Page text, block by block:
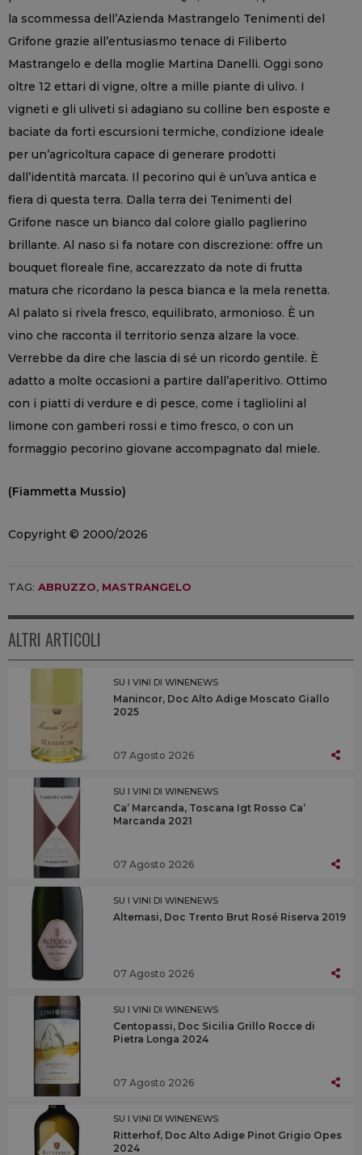
la scommessa dell’Azienda Mastrangelo Tenimenti del
Grifone grazie all’entusiasmo tenace di Filiberto
Mastrangelo e della moglie Martina Danelli. Oggi sono
oltre 12 ettari di vigne, oltre a mille piante di ulivo. I
vigneti e gli uliveti si adagiano su colline ben esposte e
baciate da forti escursioni termiche, condizione ideale
per un’agricoltura capace di generare prodotti
dall’identità marcata. Il pecorino qui è un’uva antica e
fiera di questa terra. Dalla terra dei Tenimenti del
Grifone nasce un bianco dal colore giallo paglierino
brillante. Al naso si fa notare con discrezione: offre un
bouquet floreale fine, accarezzato da note di frutta
matura che ricordano la pesca bianca e la mela renetta.
Al palato si rivela fresco, equilibrato, armonioso. È un
vino che racconta il territorio senza alzare la voce.
Verrebbe da dire che lascia di sé un ricordo gentile. È
adatto a molte occasioni a partire dall’aperitivo. Ottimo
con i piatti di verdure e di pesce, come i tagliolini al
limone con gamberi rossi e timo fresco, o con un
formaggio pecorino giovane accompagnato dal miele.
(Fiammetta Mussio)
Copyright © 2000/2026
TAG: ABRUZZO, MASTRANGELO
ALTRI ARTICOLI
SU I VINI DI WINENEWS
Manincor, Doc Alto Adige Moscato Giallo
2025
07 Agosto 2026
SU I VINI DI WINENEWS
Ca’ Marcanda, Toscana Igt Rosso Ca’
Marcanda 2021
07 Agosto 2026
SU I VINI DI WINENEWS
Altemasi, Doc Trento Brut Rosé Riserva 2019
07 Agosto 2026
SU I VINI DI WINENEWS
Centopassi, Doc Sicilia Grillo Rocce di
Pietra Longa 2024
07 Agosto 2026
SU I VINI DI WINENEWS
Ritterhof, Doc Alto Adige Pinot Grigio Opes
2024